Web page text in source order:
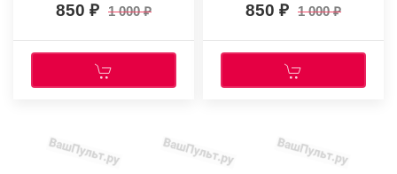
850 1 000 850 1 000